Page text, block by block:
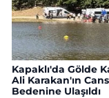
Kapaklı'da Gölde
Ali Karakan'ın
Bedenine Ulaşıldı